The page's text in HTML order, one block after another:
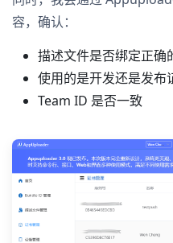
容，确认：
描述文件是否绑定正确
使用的是开发还是发布
Team ID 是否一致